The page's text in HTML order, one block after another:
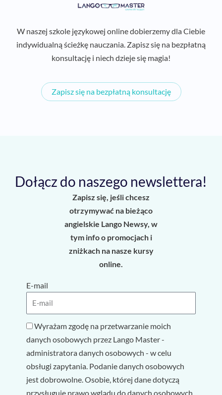
W naszej szkole językowej online dobierzemy dla Ciebie
indywidualną ścieżkę nauczania. Zapisz się na bezpłatną
konsultację i niech dzieje się magia!
Zapisz się na bezpłatną konsultację
Dołącz do naszego newslettera!
Zapisz się, jeśli chcesz
otrzymywać na bieżąco
angielskie Lango Newsy, w
tym info o promocjach i
zniżkach na nasze kursy
online.
E-mail
Wyrażam zgodę na przetwarzanie moich
danych osobowych przez Lango Master -
administratora danych osobowych - w celu
obsługi zapytania. Podanie danych osobowych
jest dobrowolne. Osobie, której dane dotyczą
przysługuje prawo wglądu do danych osobowych